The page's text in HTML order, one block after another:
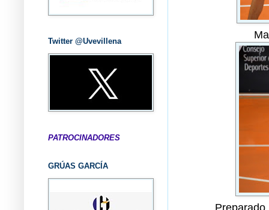
Twitter @Uvevillena
PATROCINADORES
GRÚAS GARCÍA